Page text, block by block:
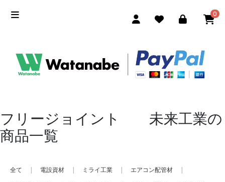
0
フリージョイント 未来工業の
商品一覧
全て | 電設資材 | ミライ工業 | エアコン配管材
|